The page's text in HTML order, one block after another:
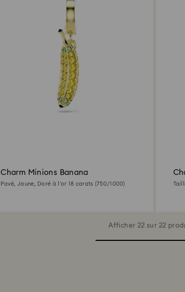
Charm Minions Banana
Pavé, Jaune, Doré à l’or 18 carats (750/1000)
Afficher 22 sur 22